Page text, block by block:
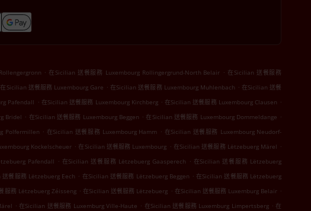
. 在Sicilian 送餐服務 Luxembourg Rollingergrund-North Belair . 在Sicilian 送餐服務
在Sicilian 送餐服務 Luxembourg Gare . 在Sicilian 送餐服務 Luxembourg Muhlenbach . 在Sicilian 送餐
Pafendall . 在Sicilian 送餐服務 Luxembourg Kirchberg . 在Sicilian 送餐服務 Luxembourg Clausen .
Bridel . 在Sicilian 送餐服務 Luxembourg Beggen . 在Sicilian 送餐服務 Luxembourg Dommeldange .
Polfermillen . 在Sicilian 送餐服務 Luxembourg Hamm . 在Sicilian 送餐服務 Luxembourg Neudorf-
Kockelscheuer . 在Sicilian 送餐服務 Luxembourg . 在Sicilian 送餐服務 Lëtzebuerg Märel .
Pafendall . 在Sicilian 送餐服務 Lëtzebuerg Gaasperech . 在Sicilian 送餐服務 Lëtzebuerg
送餐服務 Lëtzebuerg Eech . 在Sicilian 送餐服務 Lëtzebuerg Beggen . 在Sicilian 送餐服務 Lëtzebuerg
服務 Lëtzebuerg Zéisseng . 在Sicilian 送餐服務 Lëtzebuerg . 在Sicilian 送餐服務 Luxemburg Belair .
. 在Sicilian 送餐服務 Luxemburg Ville-Haute . 在Sicilian 送餐服務 Luxemburg Limpertsberg . 在